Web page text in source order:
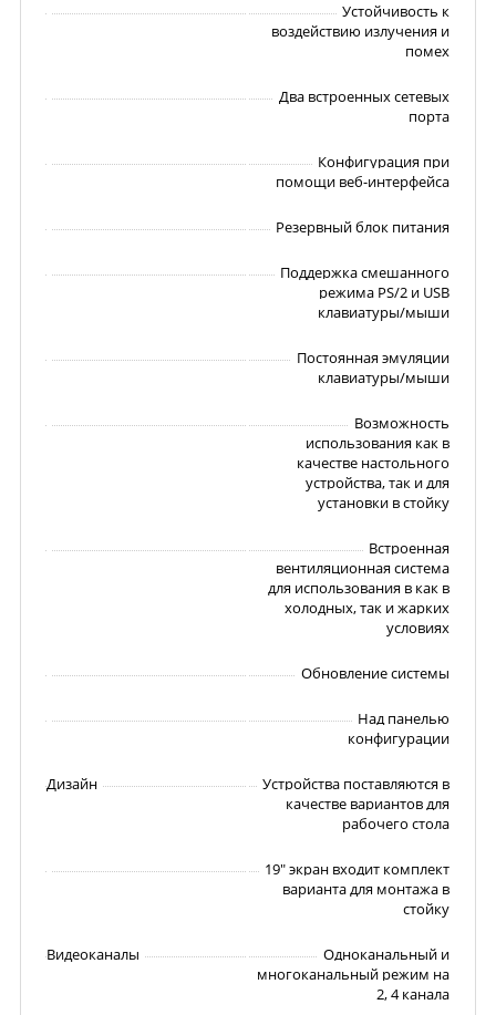
Устойчивость к
воздействию излучения и
помех
Два встроенных сетевых
порта
Конфигурация при
помощи веб-интерфейса
Резервный блок питания
Поддержка смешанного
режима PS/2 и USB
клавиатуры/мыши
Постоянная эмуляции
клавиатуры/мыши
Возможность
использования как в
качестве настольного
устройства, так и для
установки в стойку
Встроенная
вентиляционная система
для использования в как в
холодных, так и жарких
условиях
Обновление системы
Над панелью
конфигурации
Дизайн
Устройства поставляются в
качестве вариантов для
рабочего стола
19" экран входит комплект
варианта для монтажа в
стойку
Видеоканалы
Одноканальный и
многоканальный режим на
2, 4 канала